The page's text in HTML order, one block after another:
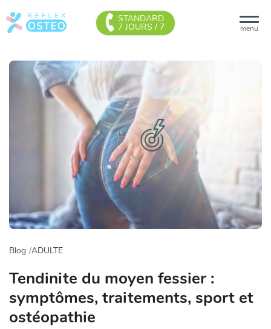
menu
STANDARD
7 JOURS / 7
Blog ADULTE
Tendinite du moyen fessier :
symptômes, traitements, sport et
ostéopathie